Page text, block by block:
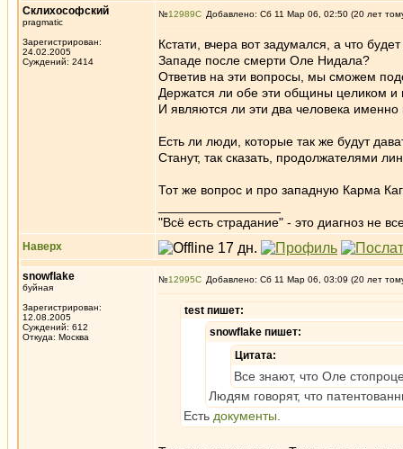
Склихософский
pragmatic
Зарегистрирован:
24.02.2005
Суждений: 2414
№12989 Добавлено: Сб 11 Мар 06, 02:50 (20 лет
Кстати, вчера вот задумался, а что
Западе после смерти Оле Нидала?
Ответив на эти вопросы, мы сможем
Держатся ли обе эти общины целиком и
И являются ли эти два человека
Есть ли люди, которые так же будут
Станут, так сказать, продолжателями
Тот же вопрос и про западную Карма
"Всё есть страдание" - это диагноз не
Наверх
snowflake
буйная
Зарегистрирован:
12.08.2005
Суждений: 612
Откуда: Москва
№12995 Добавлено: Сб 11 Мар 06, 03:09 (20 лет
test пишет:
snowflake пишет:
Цитата:
Все знают, что Оле
Людям говорят, что
Есть документы